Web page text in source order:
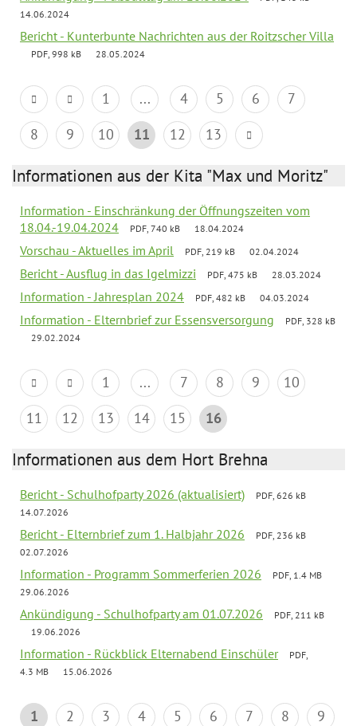
14.06.2024
Bericht - Kunterbunte Nachrichten aus der Roitzscher Villa
PDF, 998 kB 28.05.2024
1 ... 4 5 6
7
8
9 10 11 12 13
Informationen aus der Kita "Max und Moritz"
Information - Einschränkung der Öffnungszeiten vom
18.04.-19.04.2024
PDF, 740 kB 18.04.2024
Vorschau - Aktuelles im April PDF, 219 kB 02.04.2024
Bericht - Ausflug in das Igelmizzi PDF, 475 kB 28.03.2024
Information - Jahresplan 2024 PDF, 482 kB 04.03.2024
Information - Elternbrief zur Essensversorgung
PDF, 328 kB
29.02.2024
1 ... 7 8 9
10
11
12 13 14 15 16
Informationen aus dem Hort Brehna
Bericht - Schulhofparty 2026 (aktualisiert)
PDF, 626 kB
14.07.2026
Bericht - Elternbrief zum 1. Halbjahr 2026
PDF, 236 kB
02.07.2026
Information - Programm Sommerferien 2026
PDF, 1.4 MB
29.06.2026
Ankündigung - Schulhofparty am 01.07.2026
PDF, 211 kB
19.06.2026
Information - Rückblick Elternabend Einschüler
PDF,
4.3 MB
15.06.2026
1 2 3 4 5 6 7 8
9